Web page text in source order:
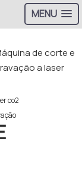
MENU
de corte e
a laser
co2